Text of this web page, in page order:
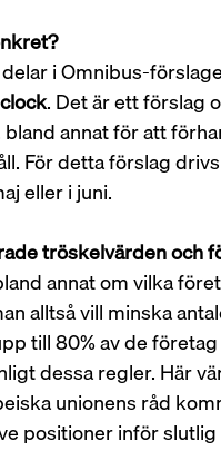
i Omnibus-
. Det är ett förslag
bland annat för att
För detta förslag
eller i juni.
tröskelvärden och
annat om vilka
alltså vill minska
till 80% av de
dessa regler. Här
unionens råd
positioner inför